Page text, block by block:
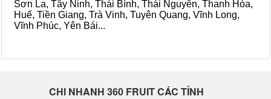
Sơn La, Tây Ninh, Thái Bình, Thái Nguyên, Thanh Hóa,
Huế, Tiền Giang, Trà Vinh, Tuyên Quang, Vĩnh Long,
Vĩnh Phúc, Yên Bái...
CHI NHANH 360 FRUIT CÁC TỈNH